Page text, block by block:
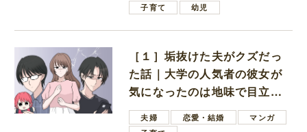
子育て
幼児
［１］垢抜けた夫がクズだっ
た話｜大学の人気者の彼女が
気になったのは地味で目立た
ない男子学生
夫婦 恋愛・結婚
マンガ